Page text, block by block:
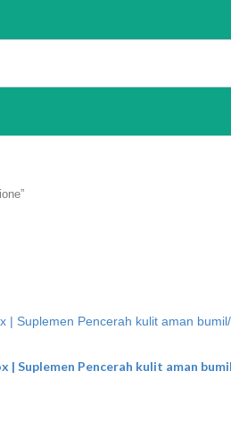
Suplemen Pencerah kulit aman